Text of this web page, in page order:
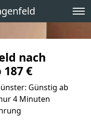
nach
€
Günstig ab
4 Minuten